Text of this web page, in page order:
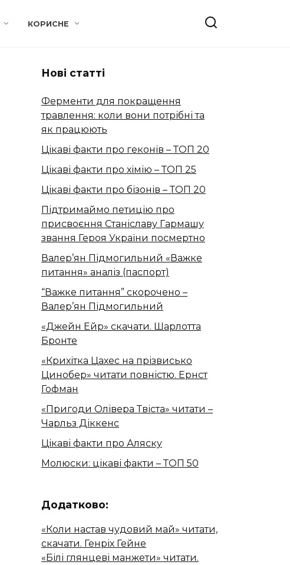
КОРИСНЕ
Нові статті
Ферменти для покращення
травлення: коли вони потрібні та
як працюють
Цікаві факти про геконів – ТОП 20
Цікаві факти про хімію – ТОП 25
Цікаві факти про бізонів – ТОП 20
Підтримаймо петицію про
присвоєння Станіславу Гармашу
звання Героя України посмертно
Валер’ян Підмогильний «Важке
питання» аналіз (паспорт)
“Важке питання” скорочено –
Валер’ян Підмогильний
«Джейн Ейр» скачати. Шарлотта
Бронте
«Крихітка Цахес на прізвисько
Цинобер» читати повністю. Ернст
Гофман
«Пригоди Олівера Твіста» читати –
Чарльз Діккенс
Цікаві факти про Аляску
Молюски: цікаві факти – ТОП 50
Додатково:
«Коли настав чудовий май» читати,
скачати. Генріх Гейне
«Білі глянцеві манжети» читати.